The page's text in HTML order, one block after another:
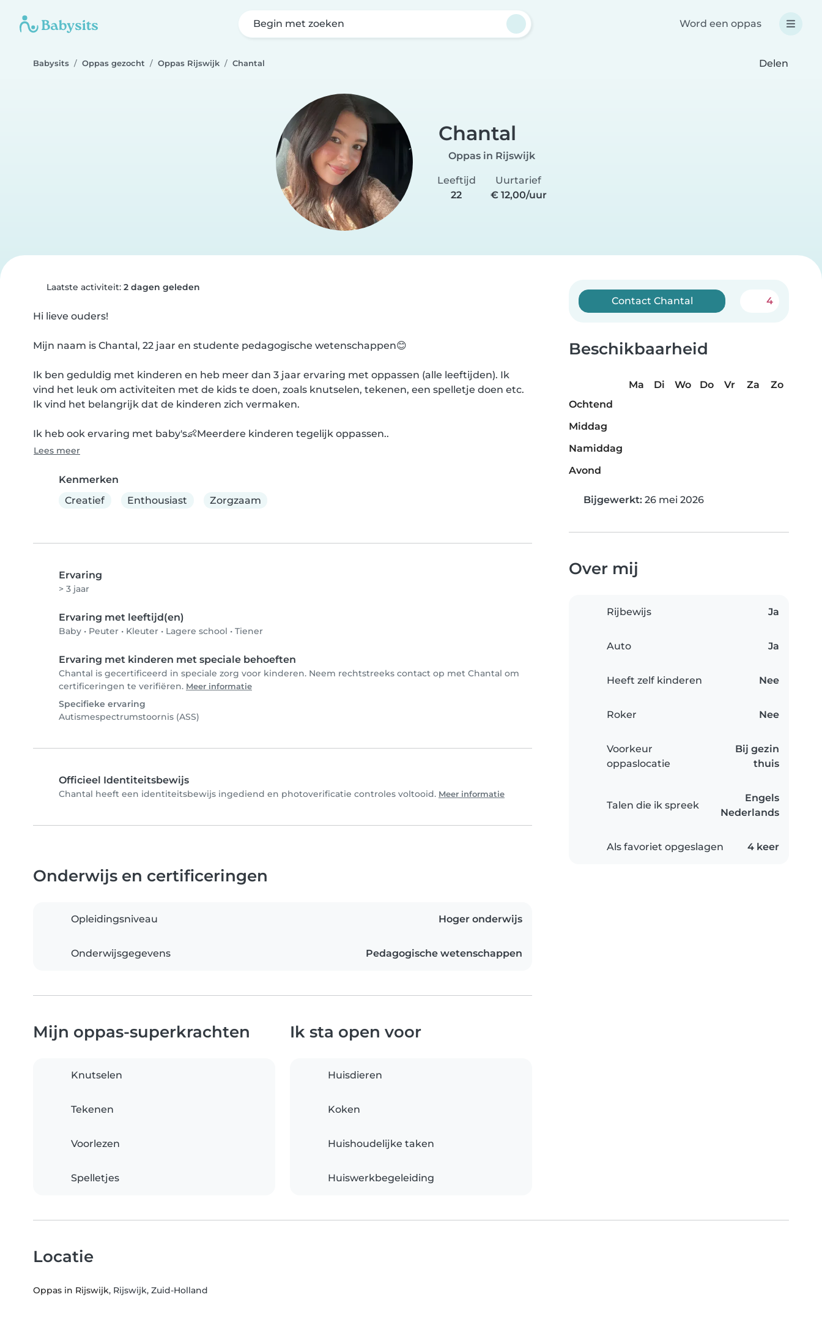
Begin met zoeken Word een oppas
Babysits Oppas gezocht Oppas Rijswijk Chantal Delen
Chantal
Oppas in Rijswijk
Leeftijd
22
Uurtarief
€ 12,00/uur
Laatste activiteit: 2 dagen geleden
Hi lieve ouders!
Mijn naam is Chantal, 22 jaar en studente pedagogische wetenschappen😊
Ik ben geduldig met kinderen en heb meer dan 3 jaar ervaring met oppassen (alle leeftijden). Ik
vind het leuk om activiteiten met de kids te doen, zoals knutselen, tekenen, een spelletje doen etc.
Ik vind het belangrijk dat de kinderen zich vermaken.
Ik heb ook ervaring met baby's👶Meerdere kinderen tegelijk oppassen..
Lees meer
Kenmerken
Creatief
Enthousiast Zorgzaam
Ervaring
> 3 jaar
Ervaring met leeftijd(en)
Baby • Peuter • Kleuter • Lagere school • Tiener
Ervaring met kinderen met speciale behoeften
Chantal is gecertificeerd in speciale zorg voor kinderen. Neem rechtstreeks contact op met Chantal om
certificeringen te verifiëren. Meer informatie
Specifieke ervaring
Autismespectrumstoornis (ASS)
Officieel Identiteitsbewijs
Chantal heeft een identiteitsbewijs ingediend en photoverificatie controles voltooid. Meer informatie
Contact Chantal 4
Beschikbaarheid
Ma Di Wo Do Vr Za
Zo
Ochtend
Middag
Namiddag
Avond
Bijgewerkt: 26 mei 2026
Over mij
Rijbewijs Ja
Auto Ja
Heeft zelf kinderen Nee
Roker Nee
Voorkeur
oppaslocatie
Bij gezin
thuis
Talen die ik spreek
Engels
Nederlands
Als favoriet opgeslagen 4 keer
Onderwijs en certificeringen
Opleidingsniveau Hoger onderwijs
Onderwijsgegevens Pedagogische wetenschappen
Mijn oppas-superkrachten
Knutselen
Tekenen
Voorlezen
Spelletjes
Ik sta open voor
Huisdieren
Koken
Huishoudelijke taken
Huiswerkbegeleiding
Locatie
Oppas in Rijswijk, Rijswijk, Zuid-Holland